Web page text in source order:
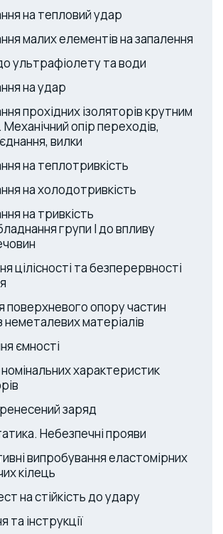
на тепловий удар
малих елементів на запалення
ультрафіолету та води
на удар
прохідних ізоляторів крутним
опір переходів,
вилки
на теплотривкість
на холодотривкість
на тривкість
групи І до впливу
цілісності та безперервності
поверхневого опору частин
неметалевих матеріалів
ємності
характеристик
заряд
Небезпечні прояви
випробування еластомірних
кілець
на стійкість до удару
та інструкції